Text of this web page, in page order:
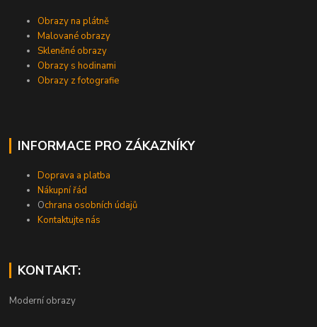
Obrazy na plátně
Malované obrazy
Skleněné obrazy
Obrazy s hodinami
Obrazy z fotografie
INFORMACE PRO ZÁKAZNÍKY
Doprava a platba
Nákupní řád
Ochrana osobních údajů
Kontaktujte nás
KONTAKT:
Moderní obrazy